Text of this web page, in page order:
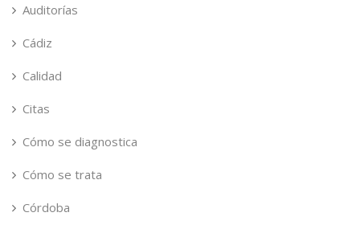
Auditorías
Cádiz
Calidad
Citas
Cómo se diagnostica
Cómo se trata
Córdoba